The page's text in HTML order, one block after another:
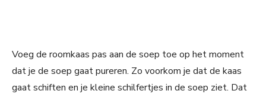
Voeg de roomkaas pas aan de soep toe op het moment
dat je de soep gaat pureren. Zo voorkom je dat de kaas
gaat schiften en je kleine schilfertjes in de soep ziet. Dat